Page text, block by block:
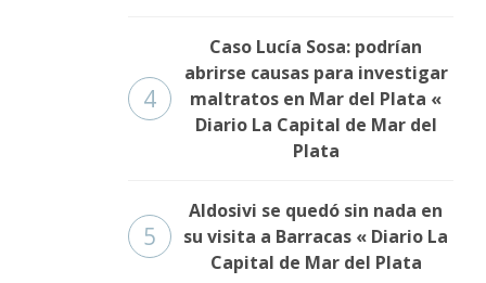
4
Caso Lucía Sosa: podrían
abrirse causas para investigar
maltratos en Mar del Plata «
Diario La Capital de Mar del
Plata
5
Aldosivi se quedó sin nada en
su visita a Barracas « Diario La
Capital de Mar del Plata